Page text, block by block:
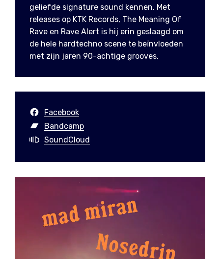
geliefde signature sound kennen. Met
releases op KTK Records, The Meaning Of
Rave en Rave Alert is hij erin geslaagd om
de hele hardtechno scene te beïnvloeden
met zijn jaren 90-achtige grooves.
Facebook
Bandcamp
SoundCloud